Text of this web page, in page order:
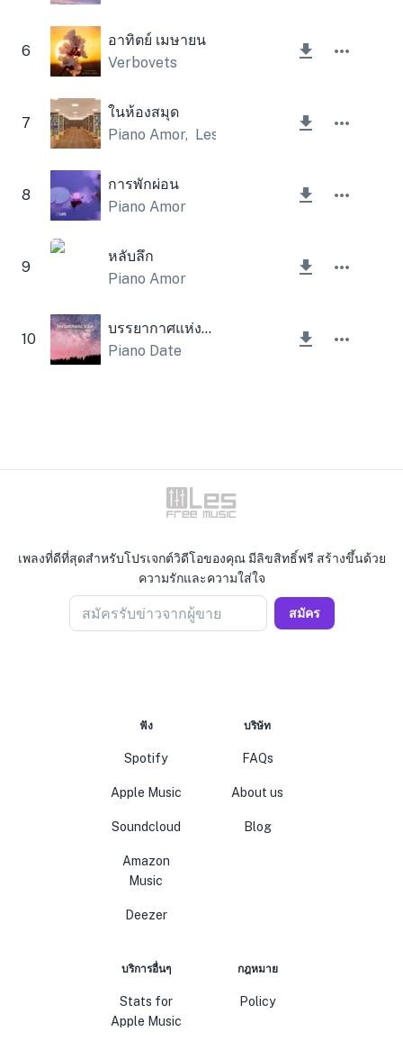
6
อาทิตย์ เมษายน
Verbovets
7
ในห้องสมุด
Piano Amor, Lesfm
8
การพักผ่อน
Piano Amor
9
หลับลึก
Piano Amor
10
บรรยากาศแห่งความเศร้าโศก
Piano Date
เพลงที่ดีที่สุดสำหรับโปรเจกต์วิดีโอของคุณ มีลิขสิทธิ์ฟรี สร้างขึ้นด้วย
ความรักและความใส่ใจ
สมัครรับข่าวจากผู้ขาย สมัคร
ฟัง
Spotify
Apple Music
Soundcloud
Amazon
Music
Deezer
บริษัท
FAQs
About us
Blog
บริการอื่นๆ
Stats for
Apple Music
กฎหมาย
Policy